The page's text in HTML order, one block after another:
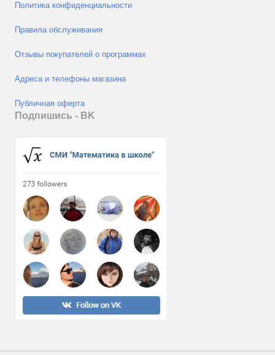
Политика конфиденциальности
Правила обслуживания
Отзывы покупателей о программах
Адреса и телефоны магазина
Публичная оферта
Подпишись - ВK